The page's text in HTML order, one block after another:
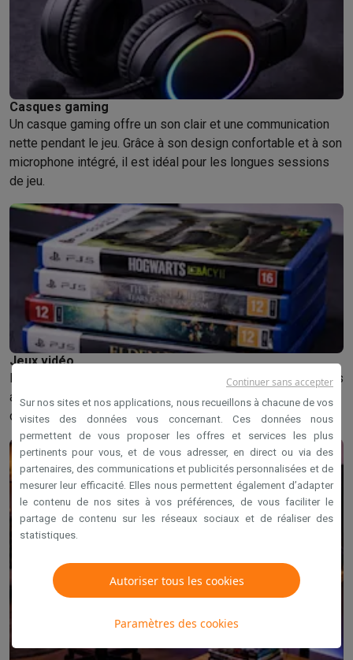
Casques gaming
Un casque gaming offre un son clair et une communication
nette pendant le jeu. Grâce à son design confortable et à son
microphone intégré, il est idéal pour les longues sessions
de jeu.
Jeux vidéo
Les jeux apportent détente, défi et plaisir. Ils sont populaires
auprès des jeunes comme des adultes et offrent du
divertissement à chaque joueur.
Sur nos sites et nos applications, nous recueillons à chacune de vos
visites des données vous concernant. Ces données nous
permettent de vous proposer les offres et services les plus
pertinents pour vous, et de vous adresser, en direct ou via des
partenaires, des communications et publicités personnalisées et de
mesurer leur efficacité. Elles nous permettent également d’adapter
le contenu de nos sites à vos préférences, de vous faciliter le
partage de contenu sur les réseaux sociaux et de réaliser des
statistiques.
Autoriser tous les cookies
Paramètres des cookies
Continuer sans accepter